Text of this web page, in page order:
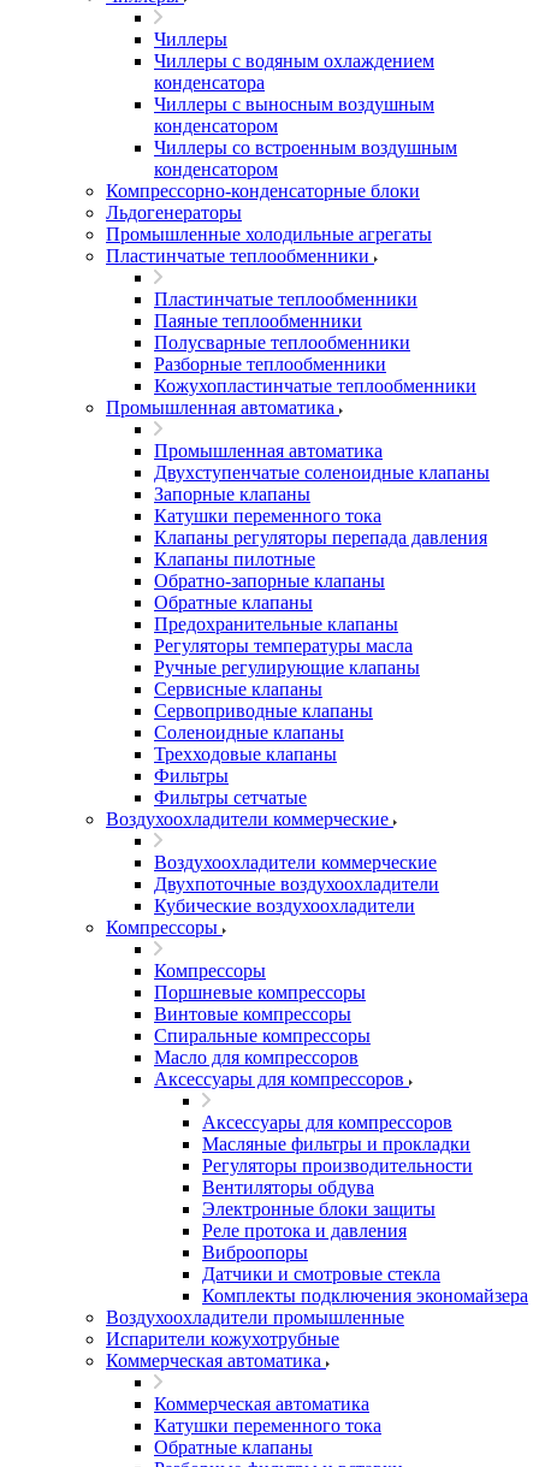
Чиллеры
Чиллеры с водяным охлаждением
конденсатора
Чиллеры с выносным воздушным
конденсатором
Чиллеры со встроенным воздушным
конденсатором
Компрессорно-конденсаторные блоки
Льдогенераторы
Промышленные холодильные агрегаты
Пластинчатые теплообменники
Пластинчатые теплообменники
Паяные теплообменники
Полусварные теплообменники
Разборные теплообменники
Кожухопластинчатые теплообменники
Промышленная автоматика
Промышленная автоматика
Двухступенчатые соленоидные клапаны
Запорные клапаны
Катушки переменного тока
Клапаны регуляторы перепада давления
Клапаны пилотные
Обратно-запорные клапаны
Обратные клапаны
Предохранительные клапаны
Регуляторы температуры масла
Ручные регулирующие клапаны
Сервисные клапаны
Сервоприводные клапаны
Соленоидные клапаны
Трехходовые клапаны
Фильтры
Фильтры сетчатые
Воздухоохладители коммерческие
Воздухоохладители коммерческие
Двухпоточные воздухоохладители
Кубические воздухоохладители
Компрессоры
Компрессоры
Поршневые компрессоры
Винтовые компрессоры
Спиральные компрессоры
Масло для компрессоров
Аксессуары для компрессоров
Аксессуары для компрессоров
Масляные фильтры и прокладки
Регуляторы производительности
Вентиляторы обдува
Электронные блоки защиты
Реле протока и давления
Виброопоры
Датчики и смотровые стекла
Комплекты подключения экономайзера
Воздухоохладители промышленные
Испарители кожухотрубные
Коммерческая автоматика
Коммерческая автоматика
Катушки переменного тока
Обратные клапаны